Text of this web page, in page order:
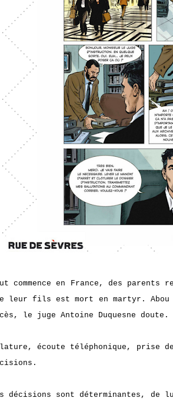
commence en France, des
leur fils est mort en martyr. Abou
le juge Antoine Duquesne doute.
écoute téléphonique, prise
décisions sont déterminantes, de